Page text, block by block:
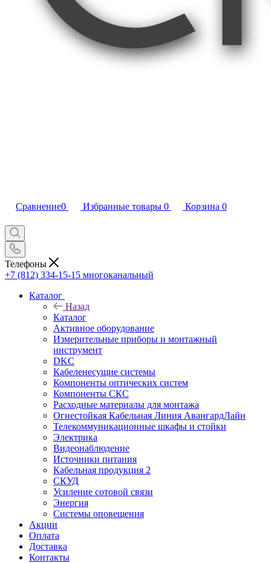
Сравнение0 Избранные товары 0 Корзина 0
Телефоны
+7 (812) 334-15-15 многоканальный
Каталог
Назад
Каталог
Активное оборудование
Измерительные приборы и монтажный
инструмент
DKC
Кабеленесущие системы
Компоненты оптических систем
Компоненты СКС
Расходные материалы для монтажа
Огнестойкая Кабельная Линия АвангардЛайн
Телекоммуникационные шкафы и стойки
Электрика
Видеонаблюдение
Источники питания
Кабельная продукция 2
СКУД
Усиление сотовой связи
Энергия
Системы оповещения
Акции
Оплата
Доставка
Контакты